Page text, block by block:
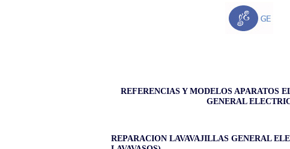
REFERENCIAS Y MODELOS APARATOS
GENERAL
REPARACION LAVAVAJILLAS GENERAL